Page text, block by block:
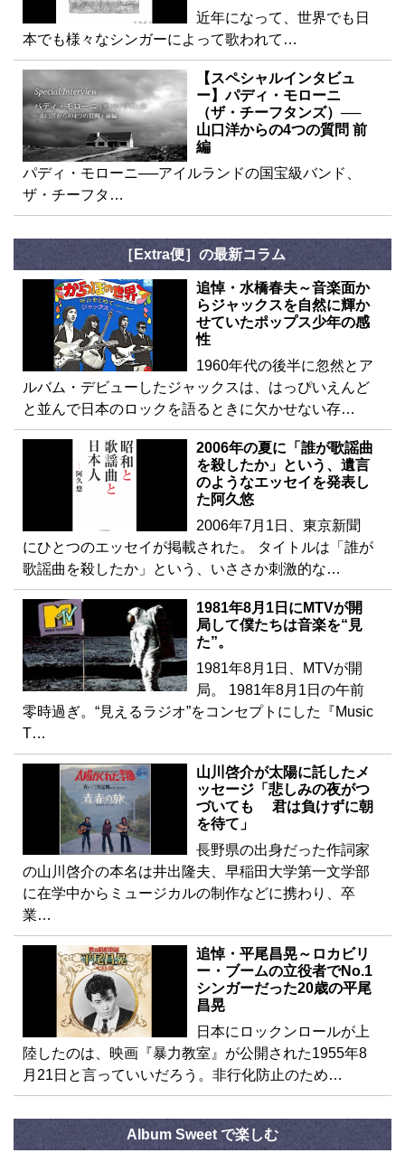
近年になって、世界でも日
本でも様々なシンガーによって歌われて…
【スペシャルインタビュ
ー】パディ・モローニ
（ザ・チーフタンズ）──
山口洋からの4つの質問 前
編
パディ・モローニ──アイルランドの国宝級バンド、
ザ・チーフタ…
［Extra便］の最新コラム
追悼・水橋春夫～音楽面か
らジャックスを自然に輝か
せていたポップス少年の感
性
1960年代の後半に忽然とア
ルバム・デビューしたジャックスは、はっぴいえんど
と並んで日本のロックを語るときに欠かせない存…
2006年の夏に「誰が歌謡曲
を殺したか」という、遺言
のようなエッセイを発表し
た阿久悠
2006年7月1日、東京新聞
にひとつのエッセイが掲載された。 タイトルは「誰が
歌謡曲を殺したか」という、いささか刺激的な…
1981年8月1日にMTVが開
局して僕たちは音楽を“見
た”。
1981年8月1日、MTVが開
局。 1981年8月1日の午前
零時過ぎ。“見えるラジオ”をコンセプトにした『Music
T…
山川啓介が太陽に託したメ
ッセージ「悲しみの夜がつ
づいても 君は負けずに朝
を待て」
長野県の出身だった作詞家
の山川啓介の本名は井出隆夫、早稲田大学第一文学部
に在学中からミュージカルの制作などに携わり、卒
業…
追悼・平尾昌晃～ロカビリ
ー・ブームの立役者でNo.1
シンガーだった20歳の平尾
昌晃
日本にロックンロールが上
陸したのは、映画『暴力教室』が公開された1955年8
月21日と言っていいだろう。非行化防止のため…
Album Sweet で楽しむ